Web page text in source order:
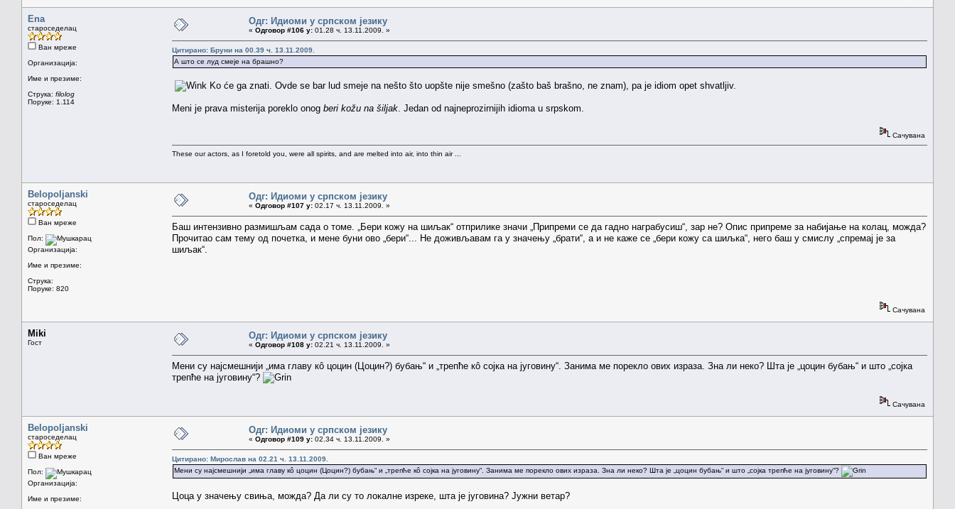
Ena
староседелац
Ван мреже
Организација:
Име и презиме:
Струка: filolog
Поруке: 1.114
Одг: Идиоми у српском језику
« Одговор #106 у: 01.28 ч. 13.11.2009. »
Цитирано: Бруни на 00.39 ч. 13.11.2009.
А што се луд смеје на брашно?
Ko će ga znati. Ovde se bar lud smeje na nešto što uopšte nije smešno (zašto baš brašno, ne znam), pa je idiom opet shvatljiv.
Meni je prava misterija poreklo onog beri kožu na šiljak . Jedan od najneprozirnijih idioma u srpskom.
Сачувана
These our actors, as I foretold you, were all spirits, and are melted into air, into thin air ...
Belopoljanski
староседелац
Ван мреже
Пол:
Организација:
Име и презиме:
Струка:
Поруке: 820
Одг: Идиоми у српском језику
« Одговор #107 у: 02.17 ч. 13.11.2009. »
Баш интензивно размишљам сада о томе. „Бери кожу на шиљак“ отприлике значи „Припреми се да гадно награбусиш“, зар не? Опис припреме за набијање на колац, можда?
Прочитао сам тему од почетка, и мене буни ово „бери“... Не доживљавам га у значењу „брати“, а и не каже се „бери кожу са шиљка“, него баш у смислу „спремај је за
шиљак“.
Сачувана
Miki
Гост
Одг: Идиоми у српском језику
« Одговор #108 у: 02.21 ч. 13.11.2009. »
Мени су најсмешнији „има главу кô цоцин (Цоцин?) бубањ“ и „трепће кô сојка на југовину“. Занима ме порекло ових израза. Зна ли неко? Шта је „цоцин бубањ“ и што „сојка
трепће на југовину“?
Сачувана
Belopoljanski
староседелац
Ван мреже
Пол:
Организација:
Име и презиме:
Одг: Идиоми у српском језику
« Одговор #109 у: 02.34 ч. 13.11.2009. »
Цитирано: Мирослав на 02.21 ч. 13.11.2009.
Мени су најсмешнији „има главу кô цоцин (Цоцин?) бубањ“ и „трепће кô сојка на југовину“. Занима ме порекло ових израза. Зна ли неко? Шта је „цоцин бубањ“ и што „сојка трепће на југовину“?
Цоца у значењу свиња, можда? Да ли су то локалне изреке, шта је југовина? Јужни ветар?